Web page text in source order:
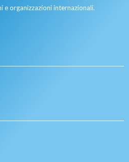
organizzazioni internazionali.